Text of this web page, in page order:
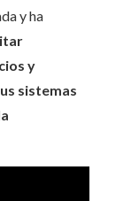
y ha
y
sistemas